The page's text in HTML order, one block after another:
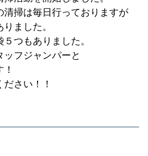
清掃は毎日行っておりますが
ました。
つもありました。
ッフジャンパーと
さい！！